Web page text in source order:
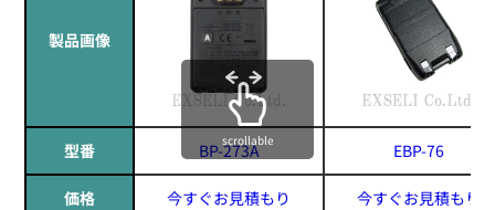
製品画像
型番 BP-273A EBP-76
価格 今すぐお見積もり 今すぐお見積もり
scrollable